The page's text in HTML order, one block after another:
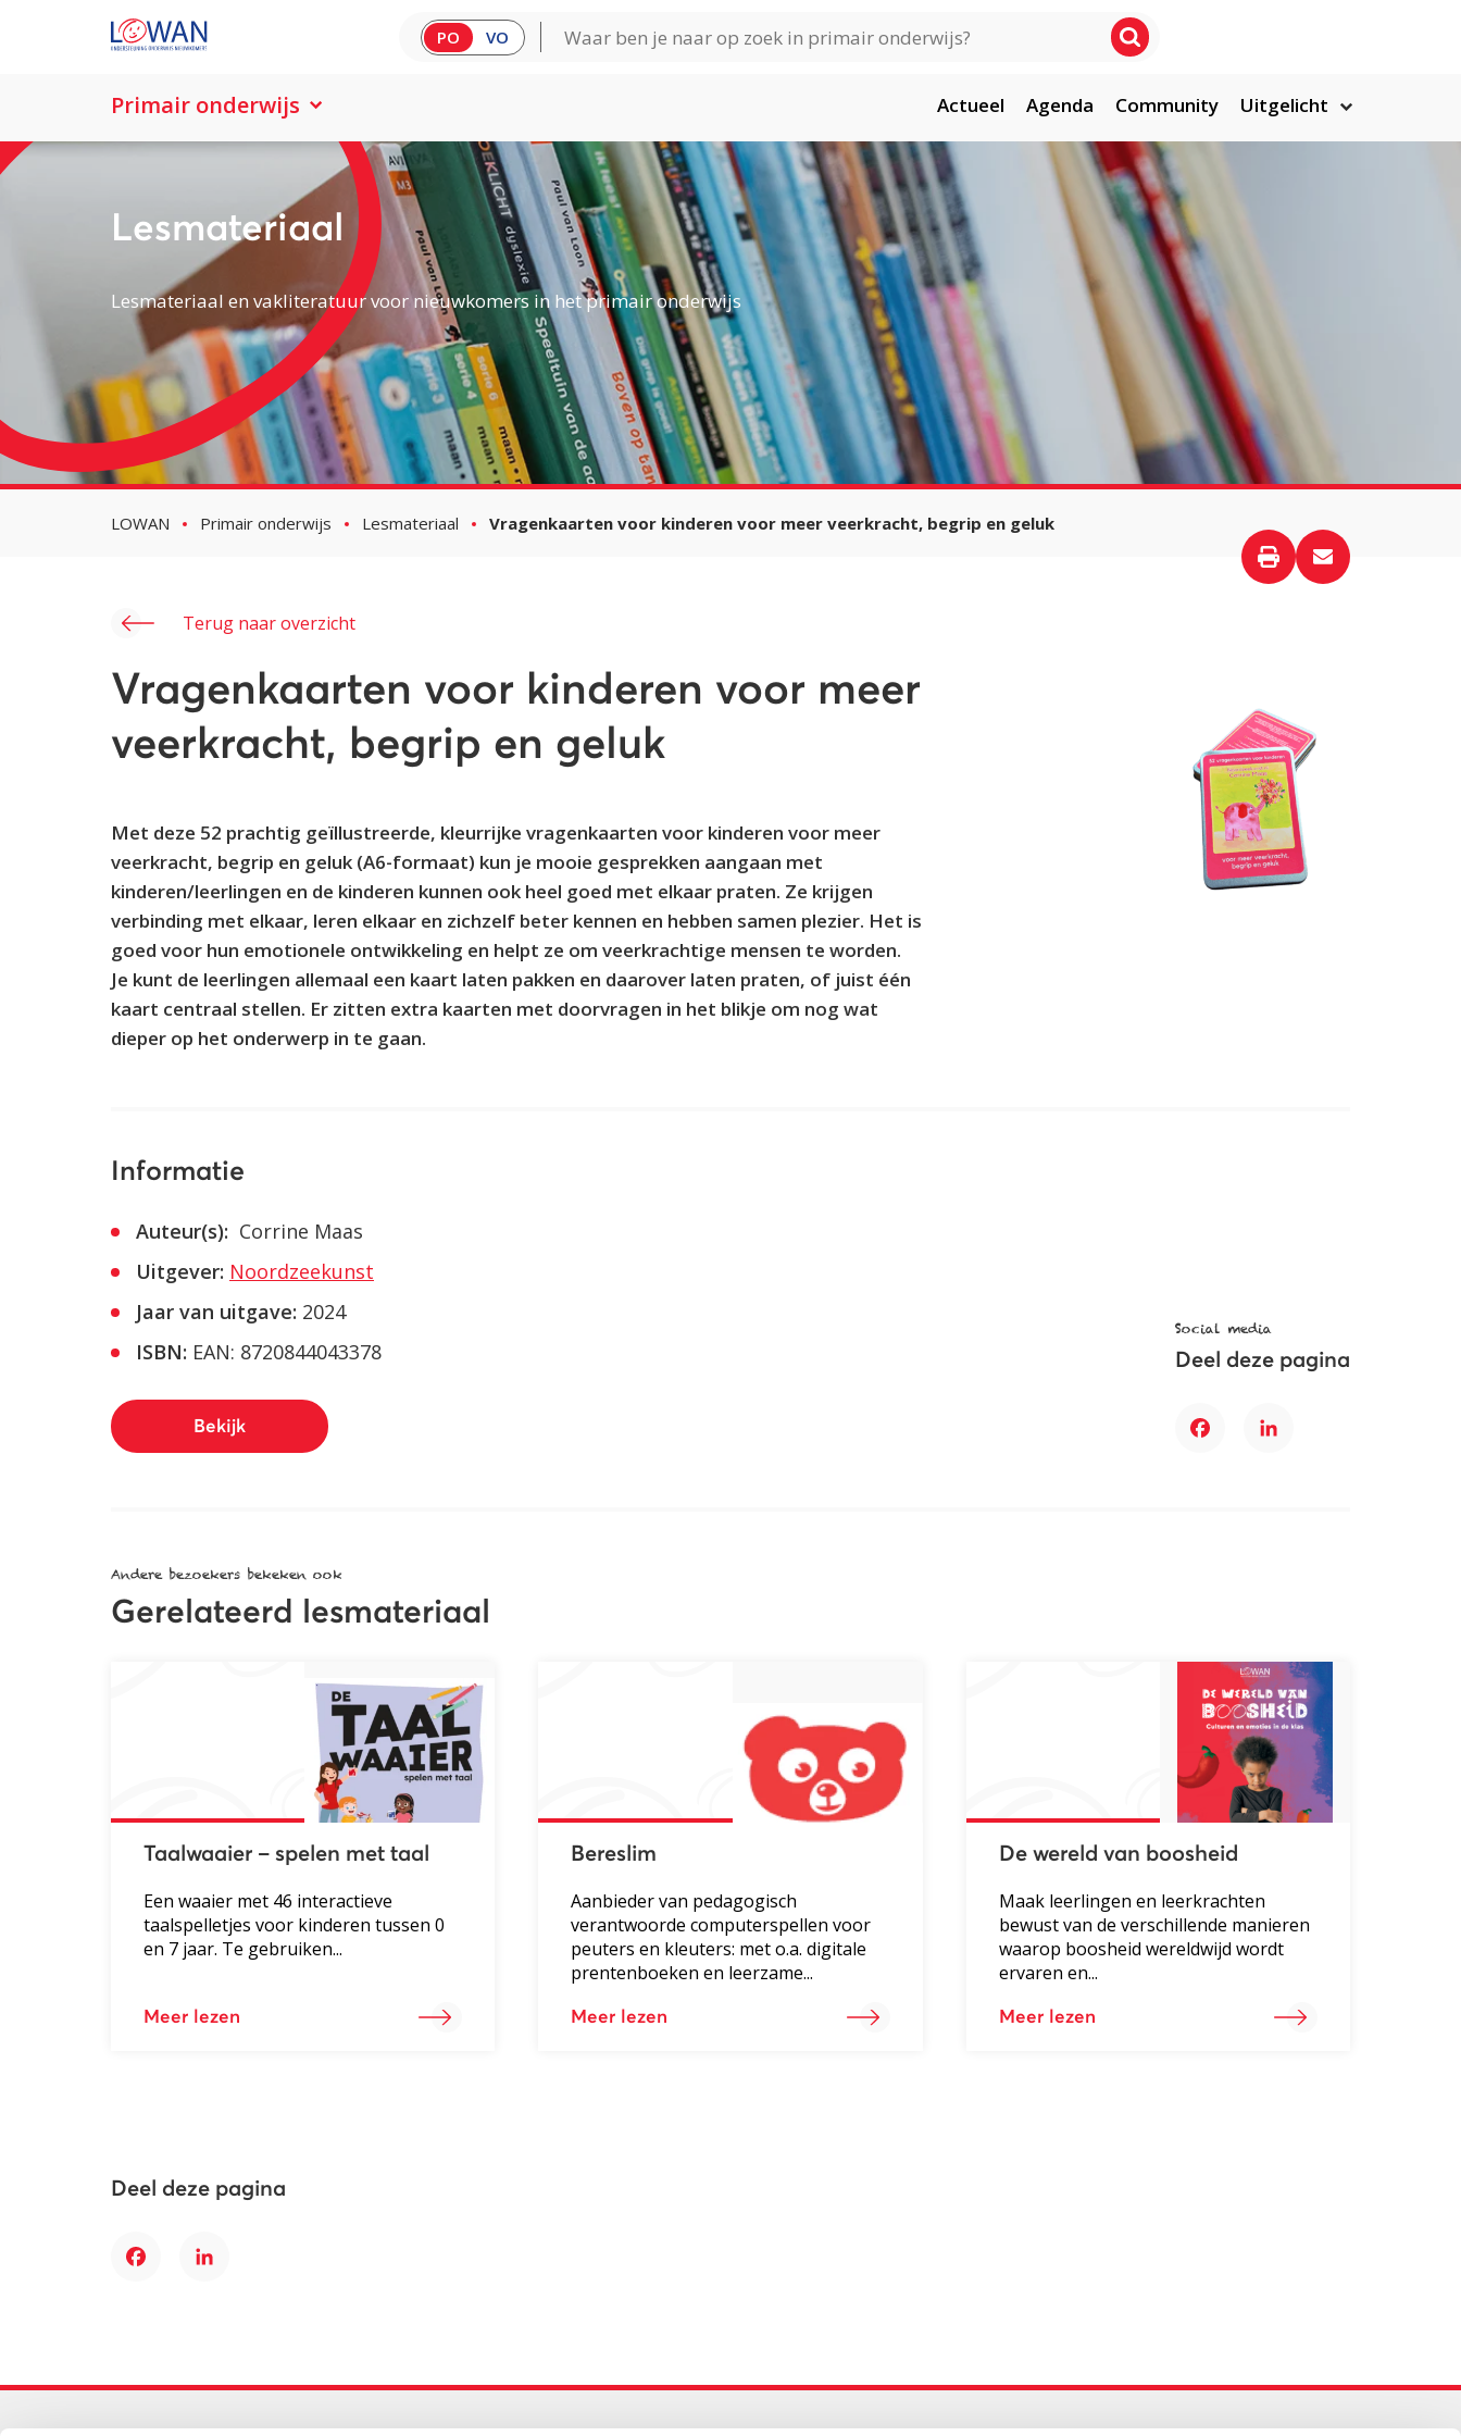
PO VO
Primair onderwijs Actueel Agenda Community Uitgelicht
Lesmateriaal
Lesmateriaal en vakliteratuur voor nieuwkomers in het primair onderwijs
LOWAN Primair onderwijs Lesmateriaal Vragenkaarten voor kinderen voor meer veerkracht, begrip en geluk
Terug naar overzicht
Vragenkaarten voor kinderen voor meer
veerkracht, begrip en geluk
Met deze 52 prachtig geïllustreerde, kleurrijke vragenkaarten voor kinderen voor meer
veerkracht, begrip en geluk (A6-formaat) kun je mooie gesprekken aangaan met
kinderen/leerlingen en de kinderen kunnen ook heel goed met elkaar praten. Ze krijgen
verbinding met elkaar, leren elkaar en zichzelf beter kennen en hebben samen plezier. Het is
goed voor hun emotionele ontwikkeling en helpt ze om veerkrachtige mensen te worden.
Je kunt de leerlingen allemaal een kaart laten pakken en daarover laten praten, of juist één
kaart centraal stellen. Er zitten extra kaarten met doorvragen in het blikje om nog wat
dieper op het onderwerp in te gaan.
Informatie
Auteur(s): Corrine Maas
Uitgever: Noordzeekunst
Jaar van uitgave: 2024
ISBN: EAN: 8720844043378
Bekijk
Social media
Deel deze pagina
FacebookLinkedIn
Andere bezoekers bekeken ook
Gerelateerd lesmateriaal
Taalwaaier – spelen met taal
Een waaier met 46 interactieve
taalspelletjes voor kinderen tussen 0
en 7 jaar. Te gebruiken...
Meer lezen
Bereslim
Aanbieder van pedagogisch
verantwoorde computerspellen voor
peuters en kleuters: met o.a. digitale
prentenboeken en leerzame...
Meer lezen
De wereld van boosheid
Maak leerlingen en leerkrachten
bewust van de verschillende manieren
waarop boosheid wereldwijd wordt
ervaren en...
Meer lezen
Deel deze pagina
FacebookLinkedIn